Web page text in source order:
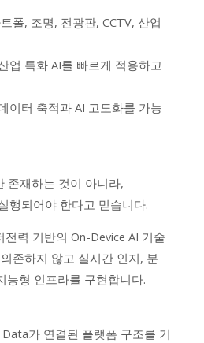
폴, 조명, 전광판, CCTV, 산업
업 특화 AI를 빠르게 적용하고
이터 축적과 AI 고도화를 가능
존재하는 것이 아니라,
행되어야 한다고 믿습니다.
전력 기반의 On-Device AI 기술
존하지 않고 실시간 인지, 분
능형 인프라를 구현합니다.
Data가 연결된 플랫폼 구조를 기